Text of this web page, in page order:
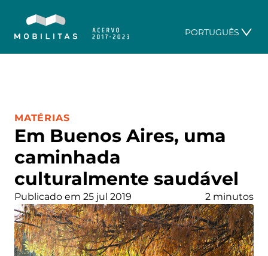
PORTUGUÊS
Em Buenos Aires, uma
caminhada
culturalmente saudável
CATEGORIA:
MATÉRIAS
Publicado em 25 jul 2019 2 minutos